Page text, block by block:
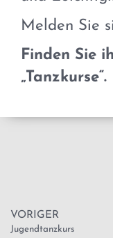
Melden Sie
Finden Sie
„Tanzkurse“.
VORIGER
Jugendtanzkurs